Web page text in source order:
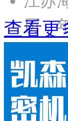
历，
查看更